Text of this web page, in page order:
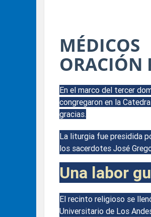
ORACIÓN
En el marco del tercer
congregaron en la
gracias.
La liturgia fue presidida
los sacerdotes José
Una labor
El recinto religioso se
Universitario de Los